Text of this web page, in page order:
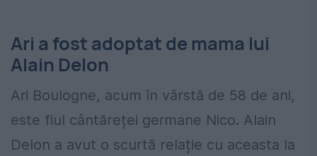
Ari a fost adoptat de mama lui
Alain Delon
Ari Boulogne, acum în vârstă de 58 de ani,
este fiul cântăreței germane Nico. Alain
Delon a avut o scurtă relație cu aceasta la